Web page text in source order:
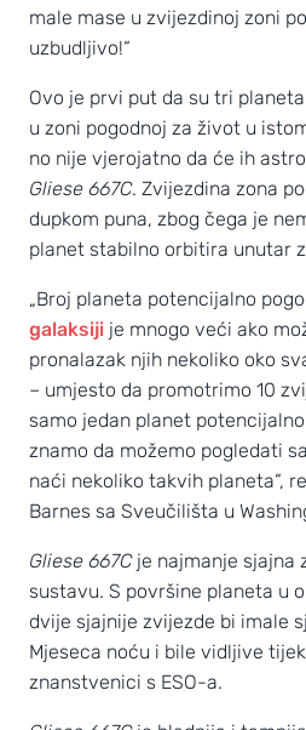
male mase u zvijezdinoj zoni
uzbudljivo!“
Ovo je prvi put da su tri
u zoni pogodnoj za život u
no nije vjerojatno da će ih
Gliese 667C. Zvijezdina zona
dupkom puna, zbog čega je
planet stabilno orbitira unutar
„Broj planeta potencijalno
galaksiji je mnogo veći ako
pronalazak njih nekoliko oko
– umjesto da promotrimo 10
samo jedan planet
znamo da možemo pogledati
naći nekoliko takvih planeta“,
Barnes sa Sveučilišta u
Gliese 667Cje najmanje sjajna
sustavu. S površine planeta u
dvije sjajnije zvijezde bi imale
Mjeseca noću i bile vidljive
znanstvenici s ESO-a.